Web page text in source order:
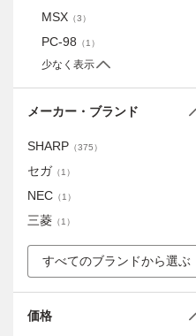
MSX （3）
PC-98 （1 ）
少なく表示
メーカー・ブランド
SHARP （375）
セガ （1 ）
NEC （1 ）
三菱 （1 ）
すべてのブランドから選ぶ
価格